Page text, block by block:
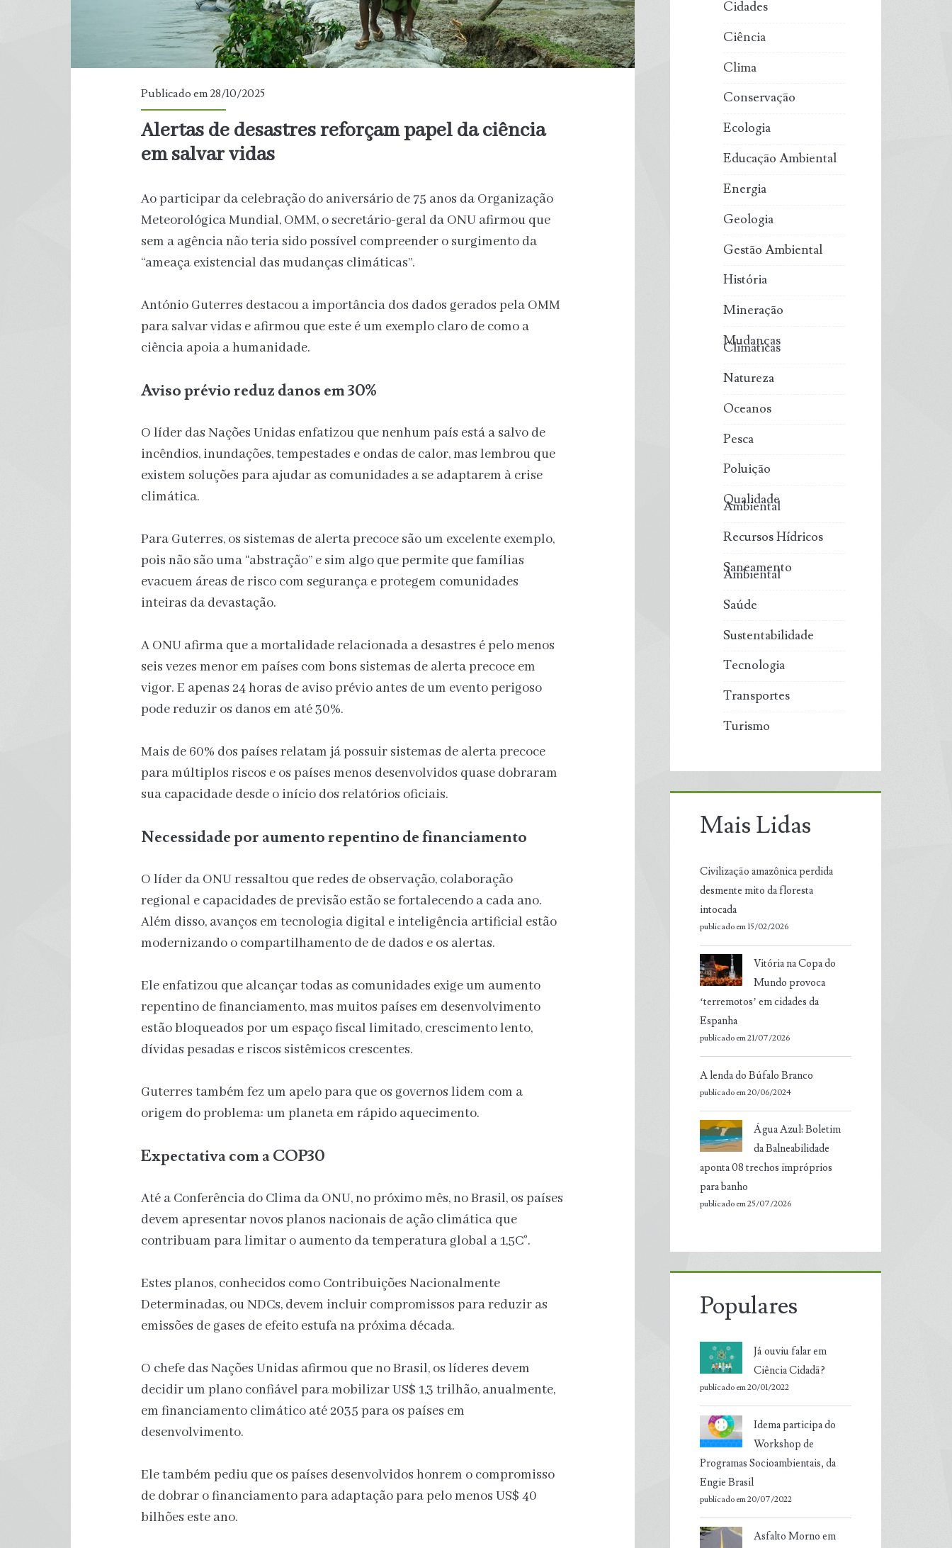
Publicado em 28/10/2025
Alertas de desastres reforçam papel da ciência
em salvar vidas
Ao participar da celebração do aniversário de 75 anos da Organização
Meteorológica Mundial, OMM, o secretário-geral da ONU afirmou que
sem a agência não teria sido possível compreender o surgimento da
“ameaça existencial das mudanças climáticas”.
António Guterres destacou a importância dos dados gerados pela OMM
para salvar vidas e afirmou que este é um exemplo claro de como a
ciência apoia a humanidade.
Aviso prévio reduz danos em 30%
O líder das Nações Unidas enfatizou que nenhum país está a salvo de
incêndios, inundações, tempestades e ondas de calor, mas lembrou que
existem soluções para ajudar as comunidades a se adaptarem à crise
climática.
Para Guterres, os sistemas de alerta precoce são um excelente exemplo,
pois não são uma “abstração” e sim algo que permite que famílias
evacuem áreas de risco com segurança e protegem comunidades
inteiras da devastação.
A ONU afirma que a mortalidade relacionada a desastres é pelo menos
seis vezes menor em países com bons sistemas de alerta precoce em
vigor. E apenas 24 horas de aviso prévio antes de um evento perigoso
pode reduzir os danos em até 30%.
Mais de 60% dos países relatam já possuir sistemas de alerta precoce
para múltiplos riscos e os países menos desenvolvidos quase dobraram
sua capacidade desde o início dos relatórios oficiais.
Necessidade por aumento repentino de financiamento
O líder da ONU ressaltou que redes de observação, colaboração
regional e capacidades de previsão estão se fortalecendo a cada ano.
Além disso, avanços em tecnologia digital e inteligência artificial estão
modernizando o compartilhamento de de dados e os alertas.
Ele enfatizou que alcançar todas as comunidades exige um aumento
repentino de financiamento, mas muitos países em desenvolvimento
estão bloqueados por um espaço fiscal limitado, crescimento lento,
dívidas pesadas e riscos sistêmicos crescentes.
Guterres também fez um apelo para que os governos lidem com a
origem do problema: um planeta em rápido aquecimento.
Expectativa com a COP30
Até a Conferência do Clima da ONU, no próximo mês, no Brasil, os países
devem apresentar novos ​​planos nacionais de ação climática que
contribuam para limitar o aumento da temperatura global a 1,5C°.
Estes planos, conhecidos como Contribuições Nacionalmente
Determinadas, ou NDCs, devem incluir compromissos para reduzir as
emissões de gases de efeito estufa na próxima década.
O chefe das Nações Unidas afirmou que no Brasil, os líderes devem
decidir um plano confiável para mobilizar US$ 1,3 trilhão, anualmente,
em financiamento climático até 2035 para os países em
desenvolvimento.
Ele também pediu que os países desenvolvidos honrem o compromisso
de dobrar o financiamento para adaptação para pelo menos US$ 40
bilhões este ano.
Cidades
Ciência
Clima
Conservação
Ecologia
Educação Ambiental
Energia
Geologia
Gestão Ambiental
História
Mineração
Mudanças
Climáticas
Natureza
Oceanos
Pesca
Poluição
Qualidade
Ambiental
Recursos Hídricos
Saneamento
Ambiental
Saúde
Sustentabilidade
Tecnologia
Transportes
Turismo
Mais Lidas
Civilização amazônica perdida
desmente mito da floresta
intocada
publicado em 15/02/2026
Vitória na Copa do
Mundo provoca
‘terremotos’ em cidades da
Espanha
publicado em 21/07/2026
A lenda do Búfalo Branco
publicado em 20/06/2024
Água Azul: Boletim
da Balneabilidade
aponta 08 trechos impróprios
para banho
publicado em 25/07/2026
Populares
Já ouviu falar em
Ciência Cidadã?
publicado em 20/01/2022
Idema participa do
Workshop de
Programas Socioambientais, da
Engie Brasil
publicado em 20/07/2022
Asfalto Morno em